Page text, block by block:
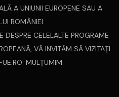
A UNIUNII EUROPENE SAU A
ROMÂNIEI.
DESPRE CELELALTE PROGRAME
VĂ INVITĂM SĂ VIZITAŢI
. MULȚUMIM.